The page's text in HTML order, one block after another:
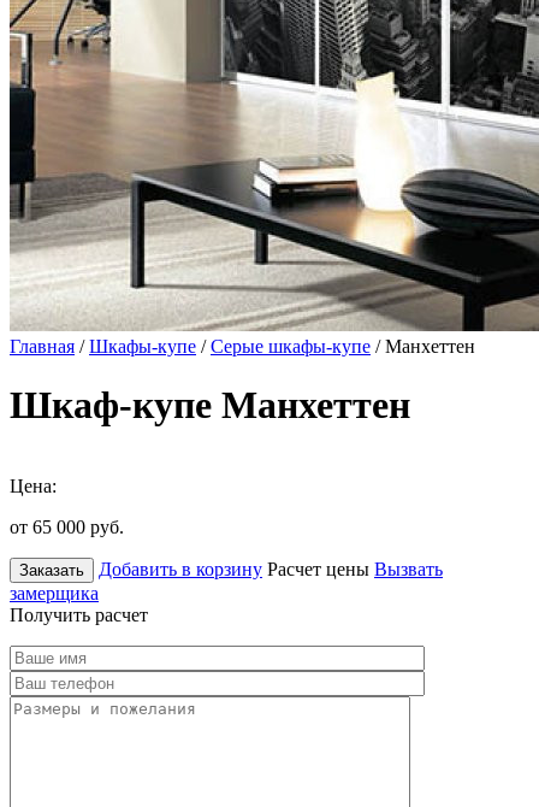
Главная /Шкафы-купе /Серые шкафы-купе / Манхеттен
Шкаф-купе Манхеттен
Цена:
от 65 000 руб.
Заказать Добавить в корзину Расчет цены Вызвать
замерщика
Получить расчет